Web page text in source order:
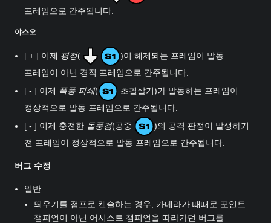
프레임으로 간주됩니다.
야스오
[ + ] 이제 평정(
)이 해제되는 프레임이 발동
프레임이 아닌 경직 프레임으로 간주됩니다.
[ - ] 이제 폭풍 파쇄(
초필살기)가 발동하는 프레임이
정상적으로 발동 프레임으로 간주됩니다.
[ - ] 이제 충전한 돌풍검(공중
)의 공격 판정이 발생하기
전 프레임이 정상적으로 발동 프레임으로 간주됩니다.
버그 수정
일반
띄우기를 점프로 캔슬하는 경우, 카메라가 때때로 포인트
챔피언이 아닌 어시스트 챔피언을 따라가던 버그를